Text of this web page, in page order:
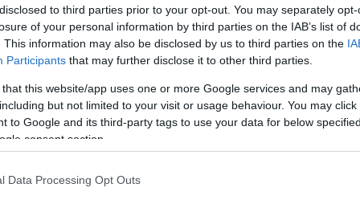
to third parties prior to your opt-out. You may separately
of your personal information by third parties on the IAB’s list of
This information may also be disclosed by us to third parties on the
Participants that may further disclose it to other third parties.
that this website/app uses one or more Google services and may
but not limited to your visit or usage behaviour. You may
to Google and its third-party tags to use your data for below
consent section.
Data Processing Opt Outs
των smartphones: Γιατί στο
το iPhone
-και εν πολλοίς ακατανόητη- μαγεία του iPhone
ρίζες της Apple, στο πνεύμα και τις εμπνεύσεις του
53